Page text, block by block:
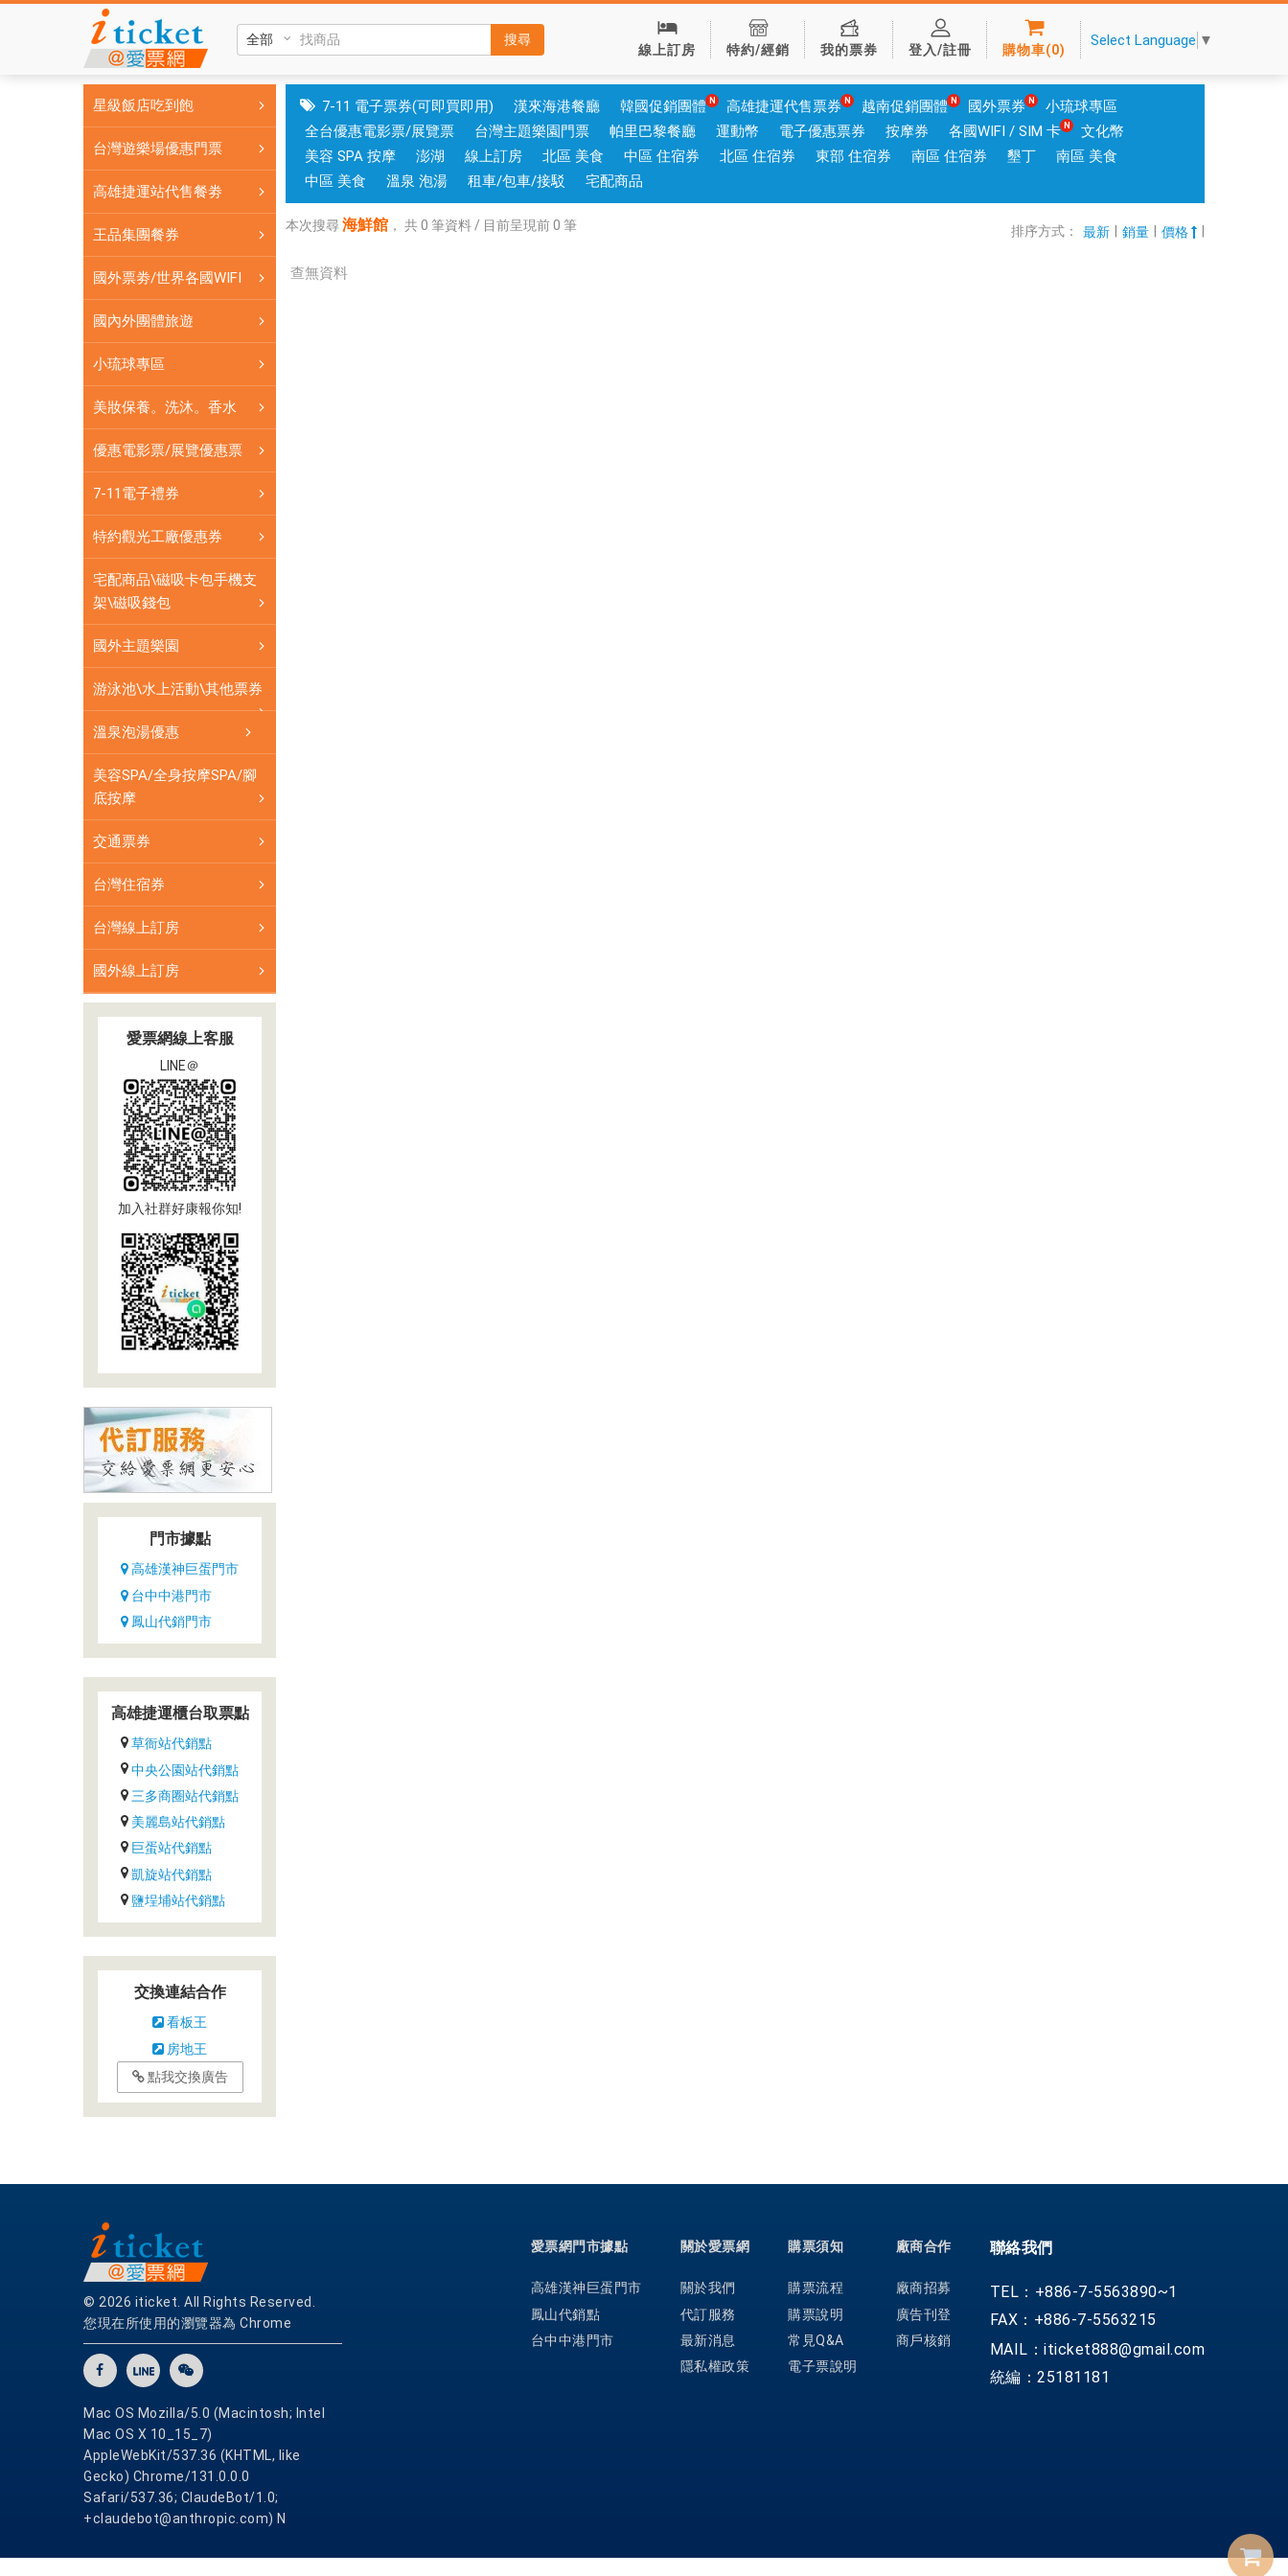
國
門
市
可
銷
售
國
體
網
卡
可
即
用
搜尋
線上訂房 特約/經銷 我的票券 登入/註冊 購物車(0)
Select Language ▼
星級飯店吃到飽
台灣遊樂場優惠門票
高雄捷運站代售餐劵
王品集團餐券
國外票劵/世界各國WIFI
國內外團體旅遊
小琉球專區
美妝保養。洗沐。香水
優惠電影票/展覽優惠票
7-11電子禮券
特約觀光工廠優惠券
宅配商品\磁吸卡包手機支
架\磁吸錢包
國外主題樂園
游泳池\水上活動\其他票券
溫泉泡湯優惠
美容SPA/全身按摩SPA/腳
底按摩
交通票券
台灣住宿券
台灣線上訂房
國外線上訂房
愛票網線上客服
LINE＠
加入社群好康報你知!
門市據點
高雄漢神巨蛋門市
台中中港門市
鳳山代銷門市
高雄捷運櫃台取票點
草衙站代銷點
中央公園站代銷點
三多商圈站代銷點
美麗島站代銷點
巨蛋站代銷點
凱旋站代銷點
鹽埕埔站代銷點
交換連結合作
看板王
房地王
點我交換廣告
7-11 電子票券(可即買即用) 漢來海港餐廳 韓國促銷團體 高雄捷運代售票券 越南促銷團體 國外票券
小琉球專區
全台優惠電影票/展覽票
台灣主題樂園門票 帕里巴黎餐廳 運動幣 電子優惠票券 按摩券 各國WIFI / SIM 卡
文化幣
美容 SPA 按摩
澎湖 線上訂房 北區 美食 中區 住宿券 北區 住宿券 東部 住宿券 南區 住宿券 墾丁
南區 美食
中區 美食
溫泉 泡湯 租車/包車/接駁 宅配商品
本次搜尋 海鮮館 ， 共0 筆資料 / 目前呈現前0 筆 排序方式： 最新 銷量 價格
查無資料
© 2026 iticket. All Rights Reserved.
您現在所使用的瀏覽器為 Chrome
Mac OS Mozilla/5.0 (Macintosh; Intel
Mac OS X 10_15_7)
AppleWebKit/537.36 (KHTML, like
Gecko) Chrome/131.0.0.0
Safari/537.36; ClaudeBot/1.0;
+claudebot@anthropic.com) N
聯絡我們
TEL：+886-7-5563890~1
FAX：+886-7-5563215
MAIL：iticket888@gmail.com
統編：25181181
廠商合作
廠商招募
廣告刊登
商戶核銷
購票須知
購票流程
購票說明
常見Q&A
電子票說明
關於愛票網
關於我們
代訂服務
最新消息
隱私權政策
愛票網門市據點
高雄漢神巨蛋門市
鳳山代銷點
台中中港門市